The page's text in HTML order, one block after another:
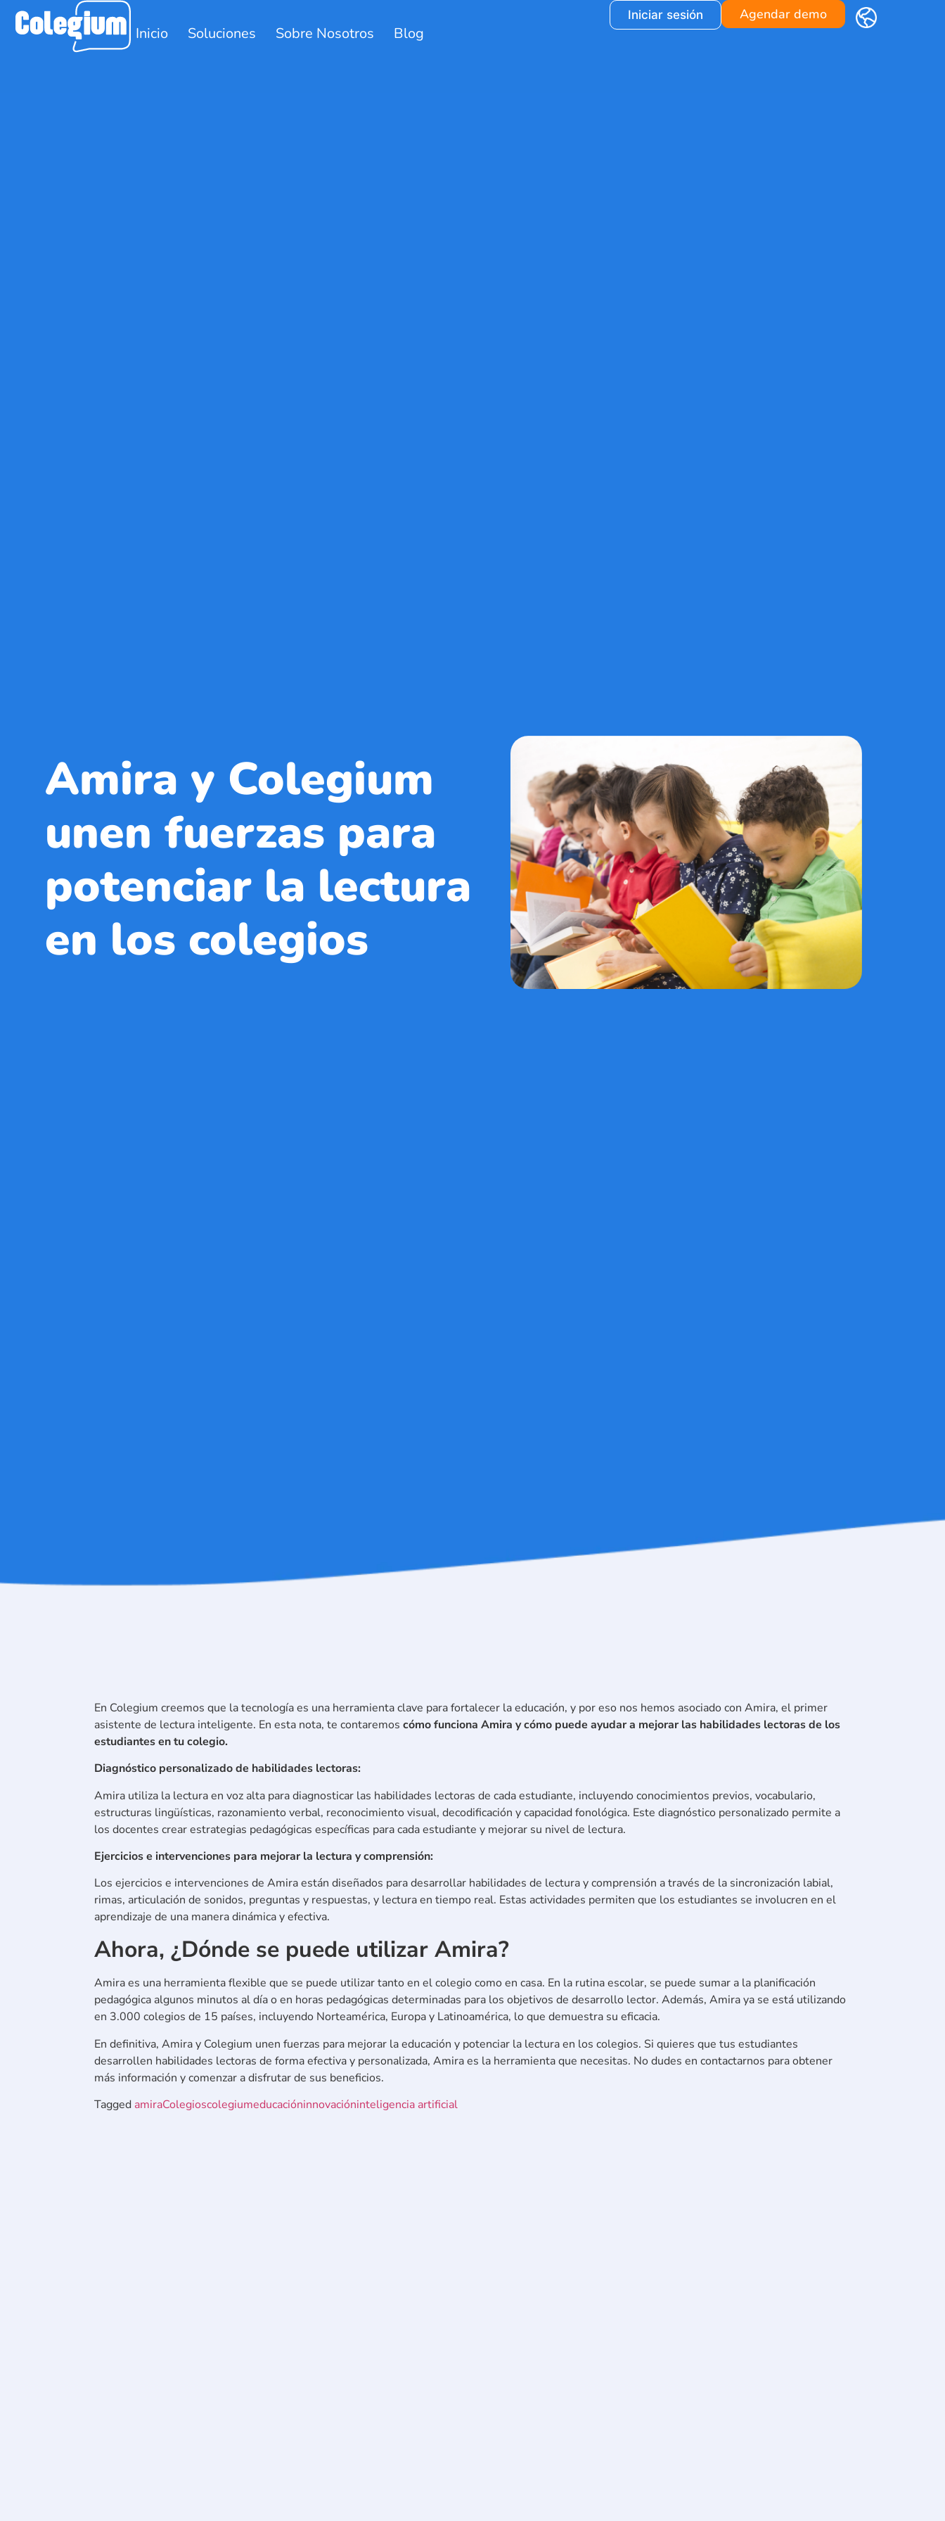
Inicio Soluciones Sobre Nosotros Blog
Iniciar sesión Agendar demo
Amira y Colegium
unen fuerzas para
potenciar la lectura
en los colegios
En Colegium creemos que la tecnología es una herramienta clave para fortalecer la educación, y por eso nos hemos asociado con Amira, el primer
asistente de lectura inteligente. En esta nota, te contaremos cómo funciona Amira y cómo puede ayudar a mejorar las habilidades lectoras de los
estudiantes en tu colegio.
Diagnóstico personalizado de habilidades lectoras:
Amira utiliza la lectura en voz alta para diagnosticar las habilidades lectoras de cada estudiante, incluyendo conocimientos previos, vocabulario,
estructuras lingüísticas, razonamiento verbal, reconocimiento visual, decodificación y capacidad fonológica. Este diagnóstico personalizado permite a
los docentes crear estrategias pedagógicas específicas para cada estudiante y mejorar su nivel de lectura.
Ejercicios e intervenciones para mejorar la lectura y comprensión:
Los ejercicios e intervenciones de Amira están diseñados para desarrollar habilidades de lectura y comprensión a través de la sincronización labial,
rimas, articulación de sonidos, preguntas y respuestas, y lectura en tiempo real. Estas actividades permiten que los estudiantes se involucren en el
aprendizaje de una manera dinámica y efectiva.
Ahora, ¿Dónde se puede utilizar Amira?
Amira es una herramienta flexible que se puede utilizar tanto en el colegio como en casa. En la rutina escolar, se puede sumar a la planificación
pedagógica algunos minutos al día o en horas pedagógicas determinadas para los objetivos de desarrollo lector. Además, Amira ya se está utilizando
en 3.000 colegios de 15 países, incluyendo Norteamérica, Europa y Latinoamérica, lo que demuestra su eficacia.
En definitiva, Amira y Colegium unen fuerzas para mejorar la educación y potenciar la lectura en los colegios. Si quieres que tus estudiantes
desarrollen habilidades lectoras de forma efectiva y personalizada, Amira es la herramienta que necesitas. No dudes en contactarnos para obtener
más información y comenzar a disfrutar de sus beneficios.
Tagged amiraColegioscolegiumeducacióninnovacióninteligencia artificial